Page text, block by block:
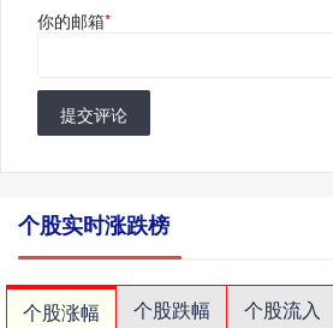
你的邮箱*
提交评论
个股实时涨跌榜
个股涨幅 个股跌幅 个股流入